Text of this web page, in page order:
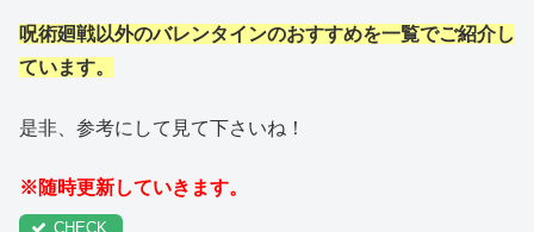
呪術廻戦以外のバレンタインのおすすめを一覧でご紹介し
ています。
是非、参考にして見て下さいね！
※随時更新していきます。